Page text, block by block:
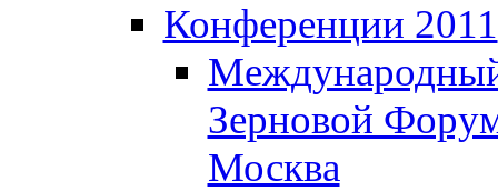
Конференции 2011
Зерновой
Москва